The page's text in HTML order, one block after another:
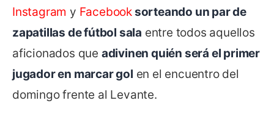
Instagram y Facebooksorteando un par de
zapatillas de fútbol sala entre todos aquellos
aficionados que adivinen quién será el primer
jugador en marcar gol en el encuentro del
domingo frente al Levante.